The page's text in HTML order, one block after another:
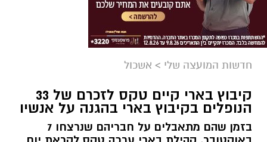
חדשות המועצה שלי > אשכול
קיבוץ בארי קיים טקס לזכרם של 33
הנופלים בקיבוץ בארי בהגנה על אנשיו
בזמן שהם מתאבלים על חבריהם שנרצחו 7